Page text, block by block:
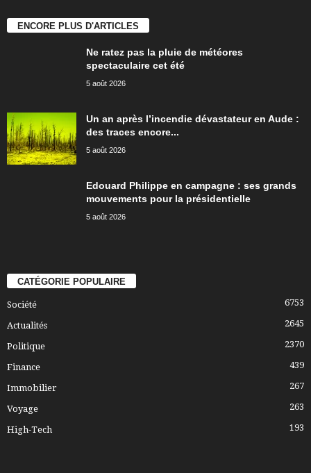
ENCORE PLUS D'ARTICLES
Ne ratez pas la pluie de météores
spectaculaire cet été
5 août 2026
Un an après l’incendie dévastateur en Aude :
des traces encore...
5 août 2026
Edouard Philippe en campagne : ses grands
mouvements pour la présidentielle
5 août 2026
CATÉGORIE POPULAIRE
Société 6753
Actualités 2645
Politique 2370
Finance 439
Immobilier 267
Voyage 263
High-Tech 193